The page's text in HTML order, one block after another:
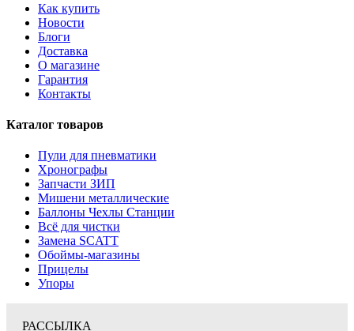
Как купить
Новости
Блоги
Доставка
О магазине
Гарантия
Контакты
Каталог товаров
Пули для пневматики
Хронографы
Запчасти ЗИП
Мишени металлические
Баллоны Чехлы Станции
Всё для чистки
Замена SCATT
Обоймы-магазины
Прицелы
Упоры
РАССЫЛКА